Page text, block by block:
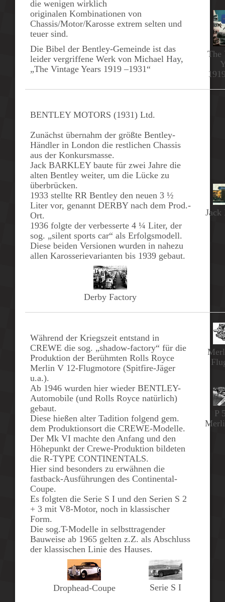
die wenigen wirklich
originalen Kombinationen von
Chassis/Motor/Karosse extrem selten und
teuer sind.
Die Bibel der Bentley-Gemeinde ist das
leider vergriffene Werk von Michael Hay,
„The Vintage Years 1919 –1931“
The
BENTLEY MOTORS (1931) Ltd.
Zunächst übernahm der größte Bentley-
Händler in London die restlichen Chassis
aus der Konkursmasse.
Jack BARKLEYbaute für zwei Jahre die
alten Bentley weiter, um die Lücke zu
überbrücken.
1933stellte RR Bentley den neuen 3 ½
Liter vor, genannt DERBYnach dem Prod.-
Ort.
1936folgte der verbesserte 4 ¼ Liter, der
sog. „silent sports car“ als Erfolgsmodell.
Diese beiden Versionen wurden in nahezu
allen Karosserievarianten bis 1939 gebaut.
Derby Factory
Jack
Während der Kriegszeit entstand in
CREWE die sog. „shadow-factory“für die
Produktion der Berühmten Rolls Royce
Merlin V 12-Flugmotore(Spitfire-Jäger
u.a.).
Ab 1946wurden hier wieder BENTLEY-
Automobile(und Rolls Royce natürlich)
gebaut.
Diese hießen alter Tadition folgend gem.
dem Produktionsort die CREWE-Modelle.
Der Mk VImachte den Anfang und den
Höhepunkt der Crewe-Produktion bildeten
die R-TYPE CONTINENTALS.
Hier sind besonders zu erwähnen die
fastback-Ausführungen des Continental-
Coupe.
Es folgten die Serie S Iund den Serien S 2
+ 3mit V8-Motor, noch in klassischer
Form.
Die sog.T-Modellein selbsttragender
Bauweise ab 1965gelten z.Z. als Abschluss
der klassischen Linie des Hauses.
Drophead-Coupe Serie S I
P